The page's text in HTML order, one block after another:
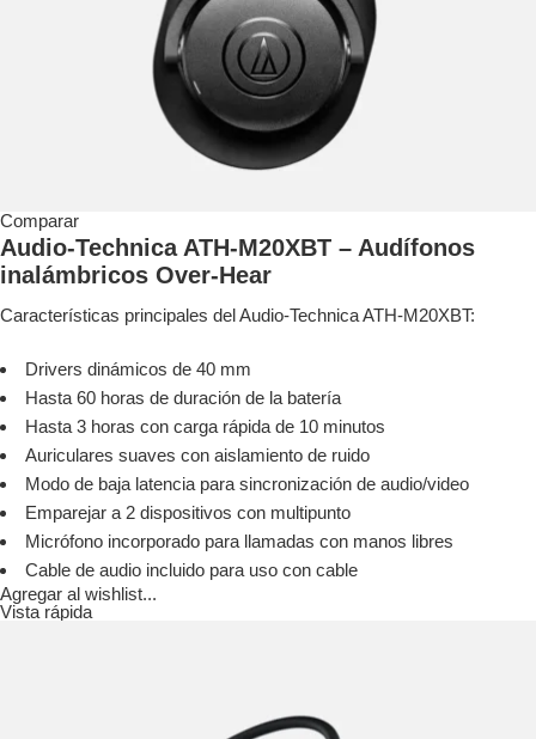
Comparar
Audio-Technica ATH-M20XBT – Audífonos
inalámbricos Over-Hear
Características principales del Audio-Technica ATH-M20XBT:
Drivers dinámicos de 40 mm
Hasta 60 horas de duración de la batería
Hasta 3 horas con carga rápida de 10 minutos
Auriculares suaves con aislamiento de ruido
Modo de baja latencia para sincronización de audio/video
Emparejar a 2 dispositivos con multipunto
Micrófono incorporado para llamadas con manos libres
Cable de audio incluido para uso con cable
Agregar al wishlist...
Vista rápida